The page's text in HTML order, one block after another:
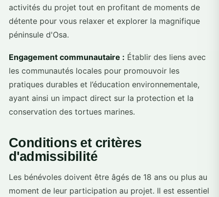
activités du projet tout en profitant de moments de
détente pour vous relaxer et explorer la magnifique
péninsule d'Osa.
Engagement communautaire : Établir des liens avec
les communautés locales pour promouvoir les
pratiques durables et l’éducation environnementale,
ayant ainsi un impact direct sur la protection et la
conservation des tortues marines.
Conditions et critères
d'admissibilité
Les bénévoles doivent être âgés de 18 ans ou plus au
moment de leur participation au projet. Il est essentiel